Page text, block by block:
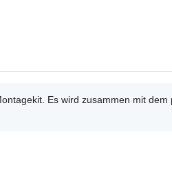
Es wird zusammen mit